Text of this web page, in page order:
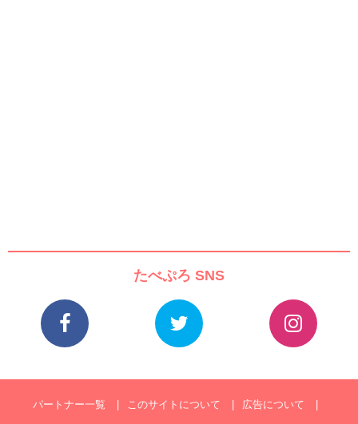
たべぷろ SNS
パートナー一覧 このサイトについて 広告について